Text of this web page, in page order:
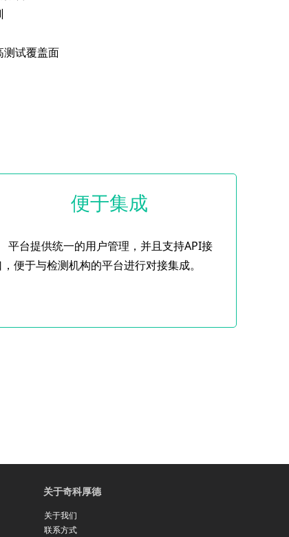
便于集成
平台提供统一的用户管理，并且支持API接
，便于与检测机构的平台进行对接集成。
测试覆盖面
关于奇科厚德
关于我们
联系方式